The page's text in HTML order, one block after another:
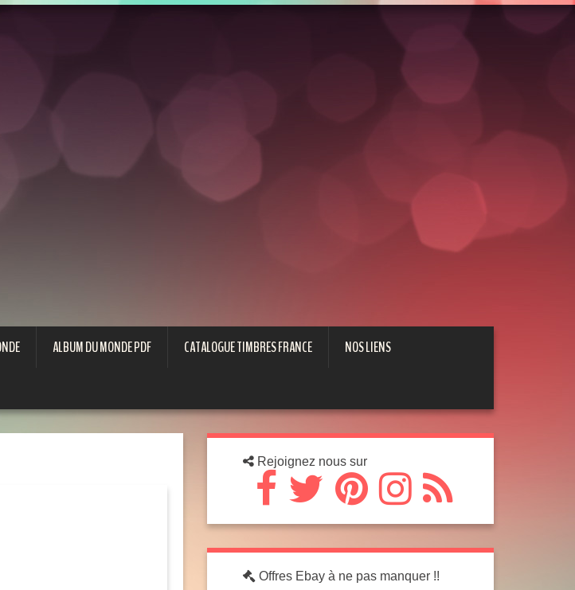
ALBUM DU MONDE PDF CATALOGUE TIMBRES FRANCE NOS LIENS
Rejoignez nous sur
Offres Ebay à ne pas manquer !!